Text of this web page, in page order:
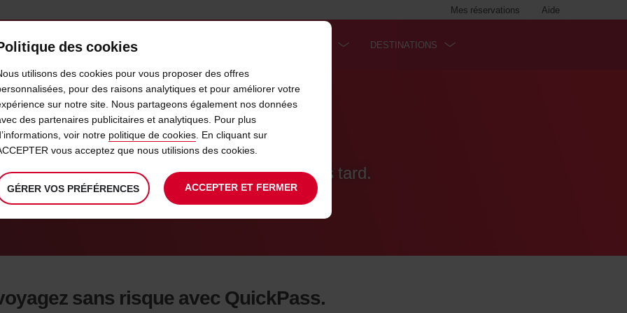
Aide
Mes réservations
LIBRE-SERVICE DESTINATIONS
AVIS QUICKPASS
vous maintenant pour gagner du temps plus tard.
sans risque avec QuickPass.
des cookies
utilisons des cookies pour vous proposer des offres
pour des raisons analytiques et pour améliorer votre
sur notre site. Nous partageons également nos données
des partenaires publicitaires et analytiques. Pour plus
voir notre politique de cookies. En cliquant sur
vous acceptez que nous utilisions des cookies.
GÉRER VOS PRÉFÉRENCES ACCEPTER ET FERMER